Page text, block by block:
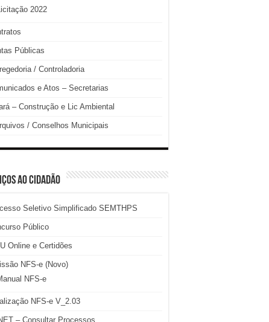
2022
Públicas
/ Controladoria
e Atos – Secretarias
– Construção e Lic Ambiental
/ Conselhos Municipais
AO CIDADÃO
Seletivo Simplificado SEMTHPS
Público
Online e Certidões
NFS-e (Novo)
NFS-e
NFS-e V_2.03
– Consultar Processos